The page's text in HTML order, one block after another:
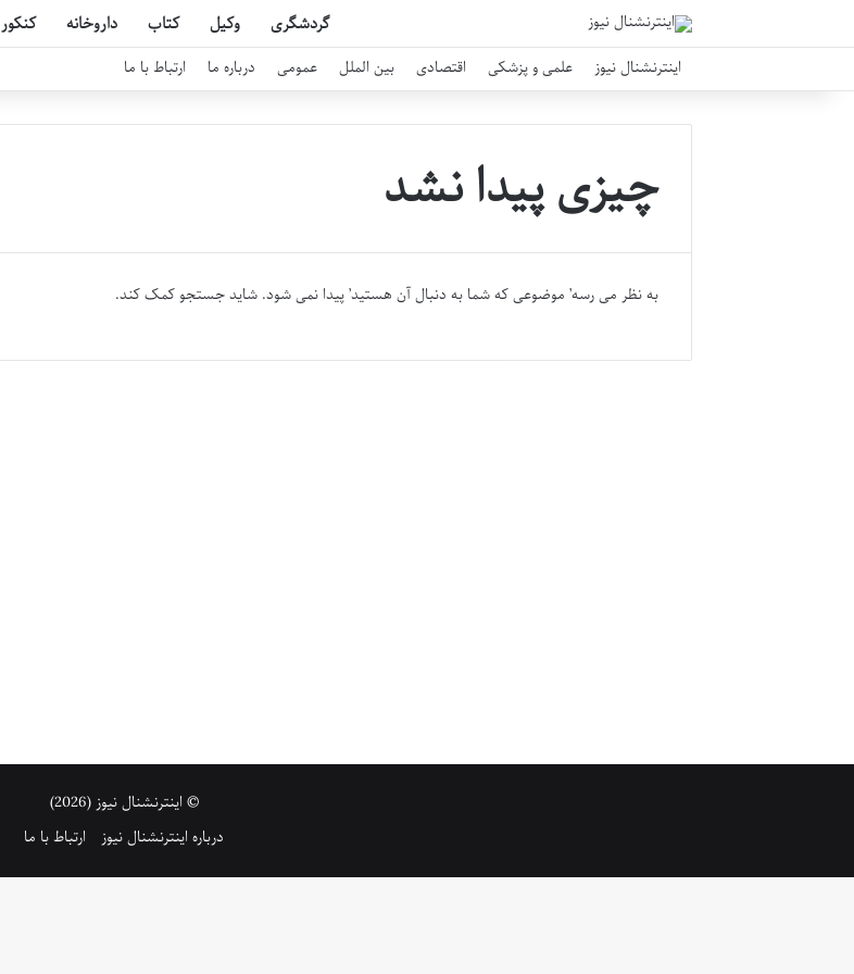
گردشگری وکیل کتاب داروخانه کنکور
اینترنشنال نیوز علمی و پزشکی اقتصادی بین الملل عمومی درباره ما ارتباط با ما
چیزی پیدا نشد
به نظر می رسه’ موضوعی که شما به دنبال آن هستید’ پیدا نمی شود. شاید جستجو کمک کند.
© اینترنشنال نیوز (2026)
درباره اینترنشنال نیوز
ارتباط با ما